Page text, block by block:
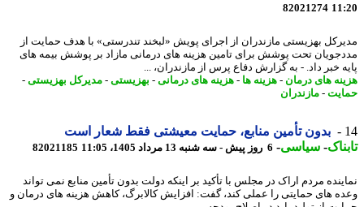
82021274
بهزیستی مازندران از اجرای پویش «لبخند تندرستی» با هدف حمایت از
تحت پوشش برای تامین هزینه های درمانی مازاد بر پوشش بیمه های
خبر داد. - به گزارش دفاع پرس از مازندران، ...
های درمان -هزینه ها- هزینه های درمانی-بهزیستی-مدیرکل بهزیستی-
-مازندران
بدون تأمین منابع، حمایت معیشتی فقط شعار است
-سیاسی-6 روز پیش - سه شنبه 13 مرداد 1405، 11:05 82021185
مردم اراک در مجلس با تأکید بر اینکه دولت بدون تأمین منابع نمی تواند
های حمایتی را عملی کند، گفت: افزایش کالابرگ، کاهش هزینه های درمان و